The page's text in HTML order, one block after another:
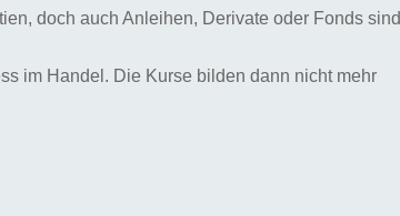
doch auch Anleihen, Derivate oder Fonds sind
im Handel. Die Kurse bilden dann nicht mehr